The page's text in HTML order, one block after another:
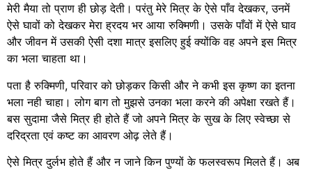
मेरी मैया तो प्राण ही छोड़ देती। परंतु मेरे मित्र के ऐसे पाँव देखकर, उनमें
ऐसे घावों को देखकर मेरा ह्रदय भर आया रुक्मिणी। उसके पाँवों में ऐसे घाव
और जीवन में उसकी ऐसी दशा मात्र इसलिए हुई क्योंकि वह अपने इस मित्र
का भला चाहता था।
पता है रुक्मिणी, परिवार को छोड़कर किसी और ने कभी इस कृष्ण का इतना
भला नही चाहा। लोग बाग तो मुझसे उनका भला करने की अपेक्षा रखते हैं।
बस सुदामा जैसे मित्र ही होते हैं जो अपने मित्र के सुख के लिए स्वेच्छा से
दरिद्रता एवं कष्ट का आवरण ओढ़ लेते हैं।
ऐसे मित्र दुर्लभ होते हैं और न जाने किन पुण्यों के फलस्वरूप मिलते हैं। अब